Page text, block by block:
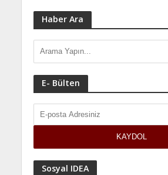
Haber Ara
E- Bülten
Sosyal IDEA